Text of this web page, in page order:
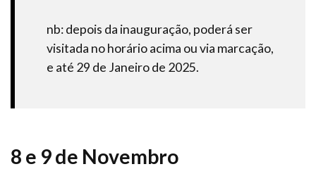
nb: depois da inauguração, poderá ser
visitada no horário acima ou via marcação,
e até 29 de Janeiro de 2025.
8 e 9 de Novembro